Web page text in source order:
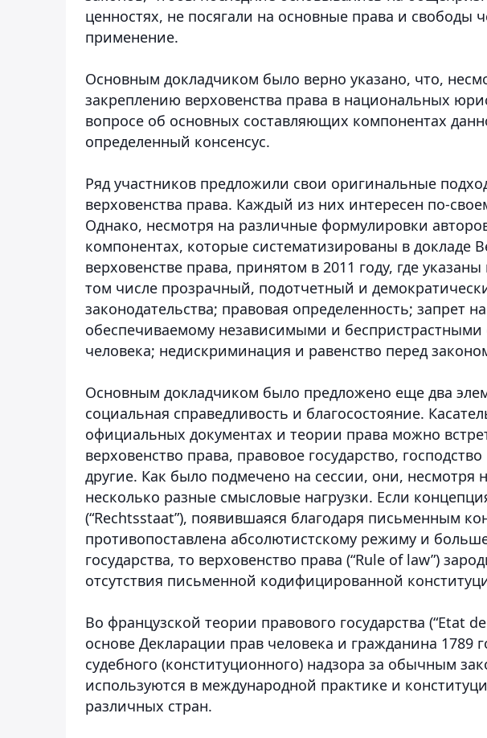
ценностях, не посягали на основные права и свободы
применение.
Основным докладчиком было верно указано, что,
закреплению верховенства права в национальных
вопросе об основных составляющих компонентах
определенный консенсус.
Ряд участников предложили свои оригинальные
верховенства права. Каждый из них интересен по-
Однако, несмотря на различные формулировки
компонентах, которые систематизированы в докладе
верховенстве права, принятом в 2011 году, где
том числе прозрачный, подотчетный и
законодательства; правовая определенность; запрет
обеспечиваемому независимыми и
человека; недискриминация и равенство перед
Основным докладчиком было предложено еще два
социальная справедливость и благосостояние.
официальных документах и теории права можно
верховенство права, правовое государство,
другие. Как было подмечено на сессии, они, несмотря
несколько разные смысловые нагрузки. Если
(“Rechtsstaat”), появившаяся благодаря письменным
противопоставлена абсолютистскому режиму и
государства, то верховенство права (“Rule of law”)
отсутствия письменной кодифицированной
Во французской теории правового государства (“Etat
основе Декларации прав человека и гражданина 1789
судебного (конституционного) надзора за обычным
используются в международной практике и
различных стран.